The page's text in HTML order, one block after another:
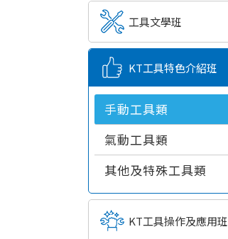
工具文學班
KT工具特色介紹班
手動工具類
氣動工具類
其他及特殊工具類
KT工具操作及應用班